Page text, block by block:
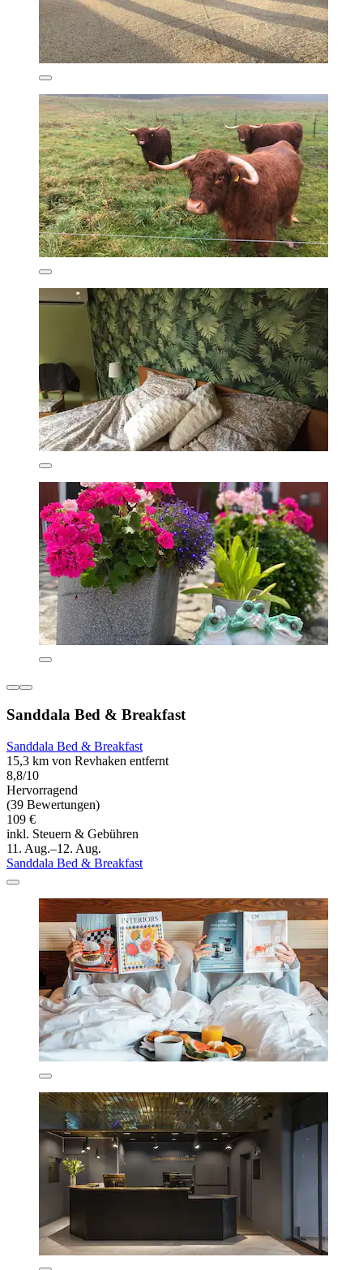
Sanddala Bed & Breakfast
Sanddala Bed & Breakfast
15,3 km von Revhaken entfernt
8,8/10
Hervorragend
(39 Bewertungen)
109 €
inkl. Steuern & Gebühren
11. Aug.–12. Aug.
Sanddala Bed & Breakfast